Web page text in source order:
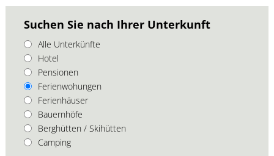
Suchen Sie nach Ihrer Unterkunft
Alle Unterkünfte
Hotel
Pensionen
Ferienwohungen
Ferienhäuser
Bauernhöfe
Berghütten / Skihütten
Camping